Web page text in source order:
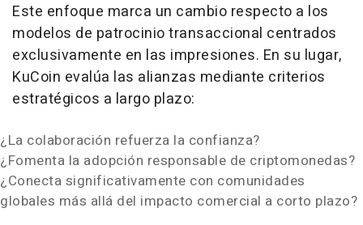
Este enfoque marca un cambio respecto a los
modelos de patrocinio transaccional centrados
exclusivamente en las impresiones. En su lugar,
KuCoin evalúa las alianzas mediante criterios
estratégicos a largo plazo:
¿La colaboración refuerza la confianza?
¿Fomenta la adopción responsable de criptomonedas?
¿Conecta significativamente con comunidades
globales más allá del impacto comercial a corto plazo?